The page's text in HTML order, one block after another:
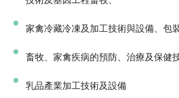
家禽冷藏冷凍及加工技術與設備、包
畜牧、家禽疾病的預防、治療及保健
乳品產業加工技術及設備